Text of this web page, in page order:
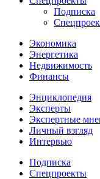
Подписка
Экономика
Энергетика
Недвижимость
Финансы
Энциклопедия
Эксперты
Экспертные
Личный взгляд
Интервью
Подписка
Спецпроекты